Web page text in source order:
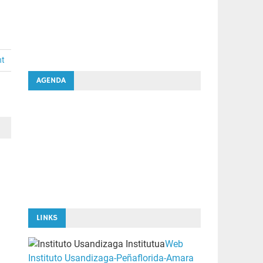
AGENDA
LINKS
Web
Instituto Usandizaga-Peñaflorida-Amara